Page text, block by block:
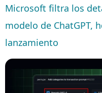
Microsoft filtra los
modelo de ChatGPT,
lanzamiento